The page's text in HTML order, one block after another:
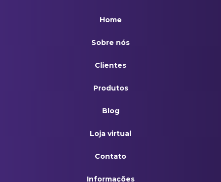
Home
Sobre nós
Clientes
Produtos
Blog
Loja virtual
Contato
Informações